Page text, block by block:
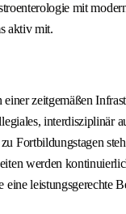
mit
aktiv mit.
zeitgemäßen
interdisziplinär
Fortbildungstagen
werden
leistungsgerechte